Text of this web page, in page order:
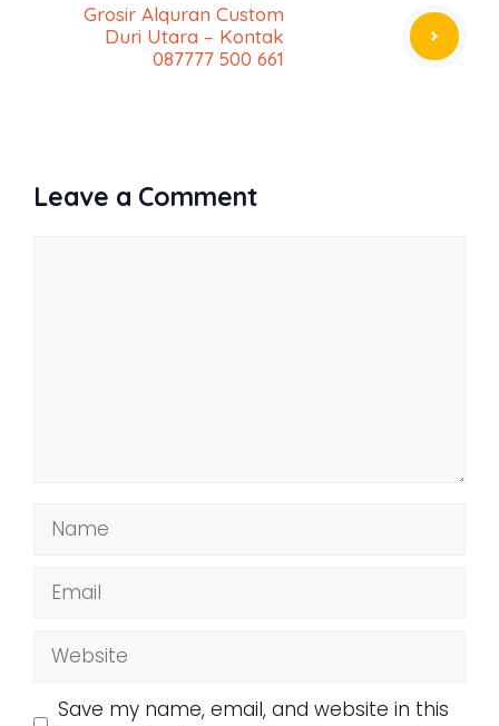
Grosir Alquran Custom
Duri Utara – Kontak
087777 500 661
Leave a Comment
Name
Email
Website
Save my name, email, and website in this